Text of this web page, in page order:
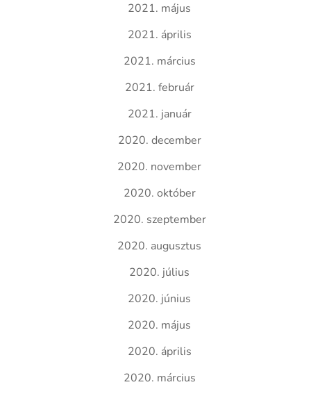
2021. május
2021. április
2021. március
2021. február
2021. január
2020. december
2020. november
2020. október
2020. szeptember
2020. augusztus
2020. július
2020. június
2020. május
2020. április
2020. március